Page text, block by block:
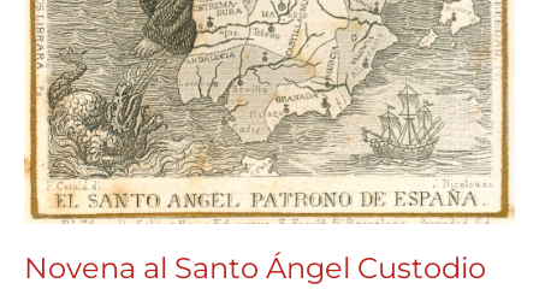
Novena al Santo Ángel Custodio